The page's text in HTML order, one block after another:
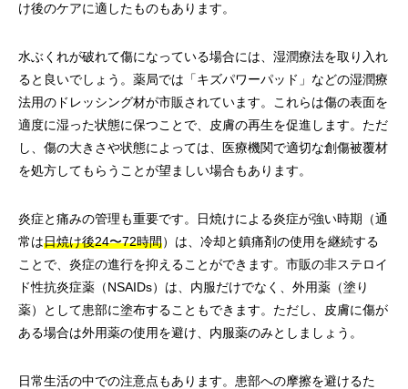
け後のケアに適したものもあります。
水ぶくれが破れて傷になっている場合には、湿潤療法を取り入れ
ると良いでしょう。薬局では「キズパワーパッド」などの湿潤療
法用のドレッシング材が市販されています。これらは傷の表面を
適度に湿った状態に保つことで、皮膚の再生を促進します。ただ
し、傷の大きさや状態によっては、医療機関で適切な創傷被覆材
を処方してもらうことが望ましい場合もあります。
炎症と痛みの管理も重要です。日焼けによる炎症が強い時期（通
常は日焼け後24〜72時間）は、冷却と鎮痛剤の使用を継続する
ことで、炎症の進行を抑えることができます。市販の非ステロイ
ド性抗炎症薬（NSAIDs）は、内服だけでなく、外用薬（塗り
薬）として患部に塗布することもできます。ただし、皮膚に傷が
ある場合は外用薬の使用を避け、内服薬のみとしましょう。
日常生活の中での注意点もあります。患部への摩擦を避けるた